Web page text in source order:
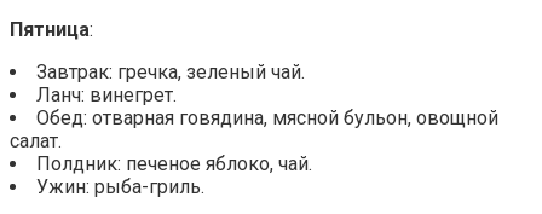
Пятница:
Завтрак: гречка, зеленый чай.
Ланч: винегрет.
Обед: отварная говядина, мясной бульон, овощной
салат.
Полдник: печеное яблоко, чай.
Ужин: рыба-гриль.